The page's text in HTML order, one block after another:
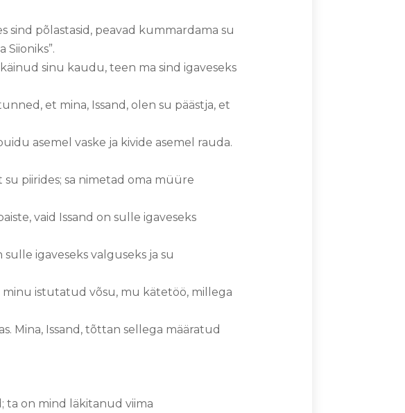
põlastasid, peavad kummardama su
Siioniks”.
sinu kaudu, teen ma sind igaveseks
et mina, Issand, olen su päästja, et
asemel vaske ja kivide asemel rauda.
piirides; sa nimetad oma müüre
vaid Issand on sulle igaveseks
igaveseks valguseks ja su
minu istutatud võsu, mu kätetöö, millega
Mina, Issand, tõttan sellega määratud
ta on mind läkitanud viima